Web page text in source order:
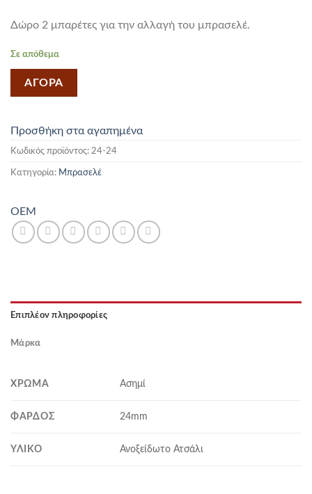
Δώρο 2 μπαρέτες για την αλλαγή του μπρασελέ.
Σε απόθεμα
ΑΓΟΡΑ
Προσθήκη στα αγαπημένα
Κωδικός προϊόντος: 24-24
Κατηγορία: Μπρασελέ
OEM
Επιπλέον πληροφορίες
Μάρκα
ΧΡΏΜΑ Ασημί
ΦΆΡΔΟΣ 24mm
ΥΛΙΚΌ Ανοξείδωτο Ατσάλι